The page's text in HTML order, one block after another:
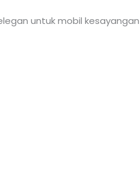
untuk mobil kesayangan